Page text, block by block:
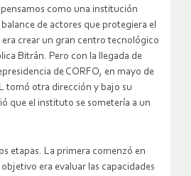
como una institución
de actores que protegiera el
era crear un gran centro tecnológico
Bitrán. Pero con la llegada de
de CORFO, en mayo de
tomó otra dirección y bajo su
que el instituto se sometería a un
etapas. La primera comenzó en
era evaluar las capacidades